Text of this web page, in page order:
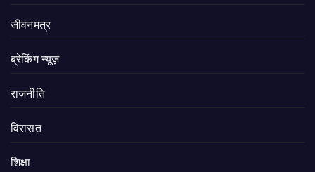
जीवनमंत्र
ब्रेकिंग न्यूज़
राजनीति
‍‍विरासत
शिक्षा